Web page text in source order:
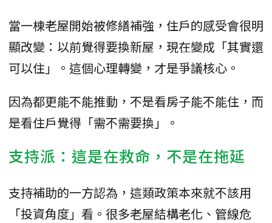
當一棟老屋開始被修繕補強，住戶的感受會很明
顯改變：以前覺得要換新屋，現在變成「其實還
可以住」。這個心理轉變，才是爭議核心。
因為都更能不能推動，不是看房子能不能住，而
是看住戶覺得「需不需要換」。
支持派：這是在救命，不是在拖延
支持補助的一方認為，這類政策本來就不該用
「投資角度」看。很多老屋結構老化、管線危